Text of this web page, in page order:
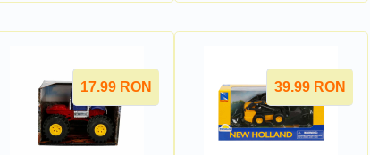
17.99 RON 39.99 RON